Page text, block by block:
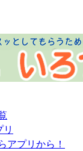
アプリから！